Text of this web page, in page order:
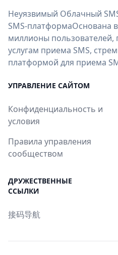
Неуязвимый Облачный
SMS-платформаОснована
миллионы
услугам приема SMS,
платформой для приема
УПРАВЛЕНИЕ САЙТОМ
Конфиденциальность и
условия
Правила управления
сообществом
ДРУЖЕСТВЕННЫЕ
ССЫЛКИ
接码导航